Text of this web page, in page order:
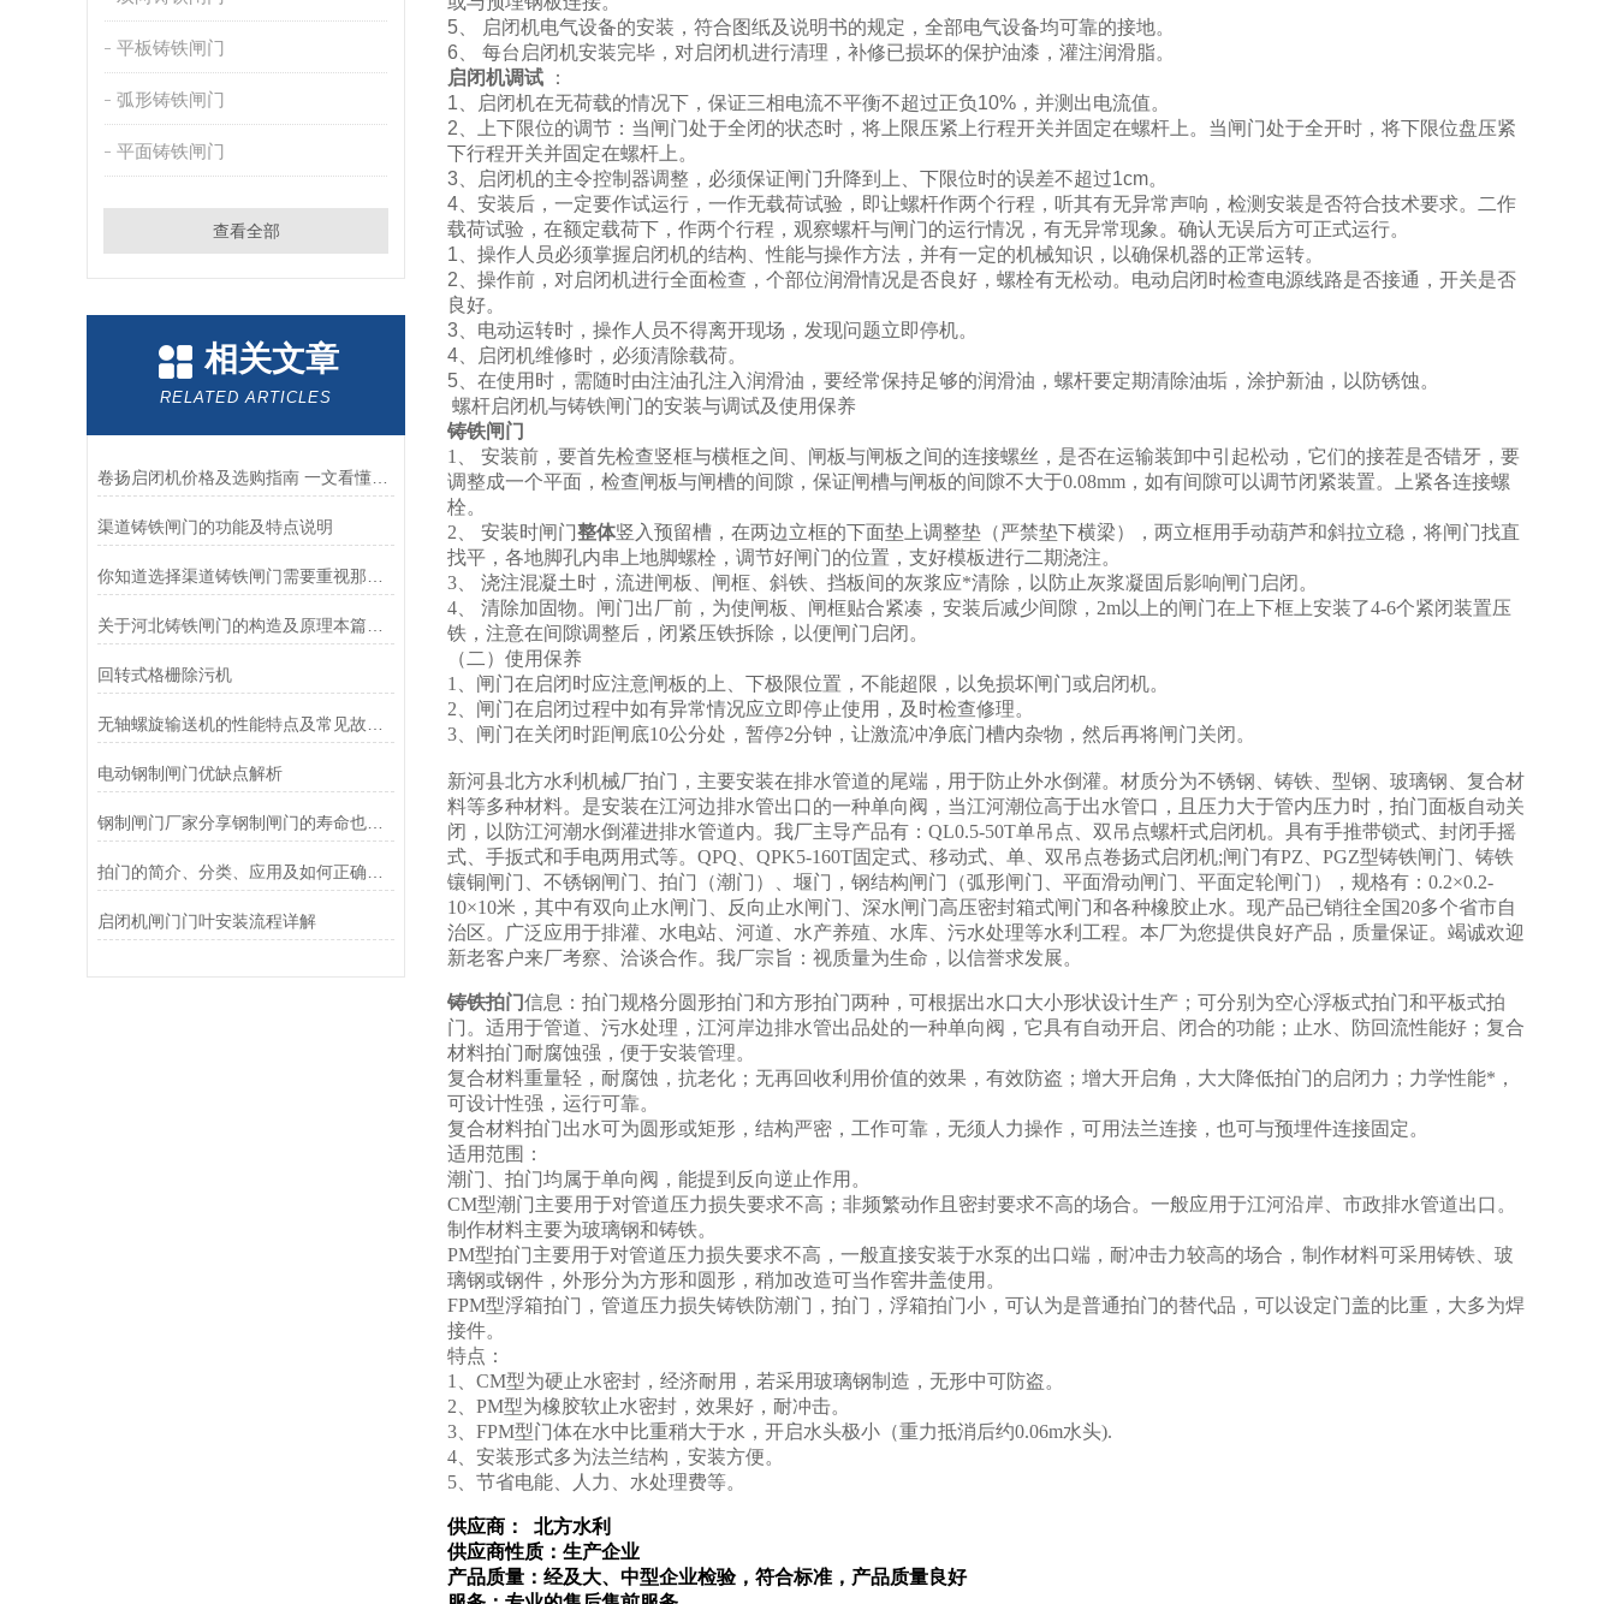
平板铸铁闸门
弧形铸铁闸门
平面铸铁闸门
查看全部
相关文章
RELATED ARTICLES
卷扬启闭机价格及选购指南 一文看懂影响因素
渠道铸铁闸门的功能及特点说明
回转式格栅除污机
电动钢制闸门优缺点解析
钢制闸门厂家分享钢制闸门的寿命也是有限的
启闭机闸门门叶安装流程详解
5、 启闭机电气设备的安装，符合图纸及说明书的规定，全部电气设备均可靠的接地。
6、 每台启闭机安装完毕，对启闭机进行清理，补修已损坏的保护油漆，灌注润滑脂。
启闭机调试 ：
1、启闭机在无荷载的情况下，保证三相电流不平衡不超过正负10%，并测出电流值。
2、上下限位的调节：当闸门处于全闭的状态时，将上限压紧上行程开关并固定在螺杆上。当闸门处于全开时，将下限位盘压紧
下行程开关并固定在螺杆上。
3、启闭机的主令控制器调整，必须保证闸门升降到上、下限位时的误差不超过1cm。
4、安装后，一定要作试运行，一作无载荷试验，即让螺杆作两个行程，听其有无异常声响，检测安装是否符合技术要求。二作
载荷试验，在额定载荷下，作两个行程，观察螺杆与闸门的运行情况，有无异常现象。确认无误后方可正式运行。
1、操作人员必须掌握启闭机的结构、性能与操作方法，并有一定的机械知识，以确保机器的正常运转。
2、操作前，对启闭机进行全面检查，个部位润滑情况是否良好，螺栓有无松动。电动启闭时检查电源线路是否接通，开关是否
良好。
3、电动运转时，操作人员不得离开现场，发现问题立即停机。
4、启闭机维修时，必须清除载荷。
5、在使用时，需随时由注油孔注入润滑油，要经常保持足够的润滑油，螺杆要定期清除油垢，涂护新油，以防锈蚀。
螺杆启闭机与铸铁闸门的安装与调试及使用保养
铸铁闸门
1、 安装前，要首先检查竖框与横框之间、闸板与闸板之间的连接螺丝，是否在运输装卸中引起松动，它们的接茬是否错牙，要
调整成一个平面，检查闸板与闸槽的间隙，保证闸槽与闸板的间隙不大于0.08mm，如有间隙可以调节闭紧装置。上紧各连接螺
栓。
2、 安装时闸门整体竖入预留槽，在两边立框的下面垫上调整垫（严禁垫下横梁），两立框用手动葫芦和斜拉立稳，将闸门找直
找平，各地脚孔内串上地脚螺栓，调节好闸门的位置，支好模板进行二期浇注。
3、 浇注混凝土时，流进闸板、闸框、斜铁、挡板间的灰浆应*清除，以防止灰浆凝固后影响闸门启闭。
4、 清除加固物。闸门出厂前，为使闸板、闸框贴合紧凑，安装后减少间隙，2m以上的闸门在上下框上安装了4-6个紧闭装置压
铁，注意在间隙调整后，闭紧压铁拆除，以便闸门启闭。
（二）使用保养
1、闸门在启闭时应注意闸板的上、下极限位置，不能超限，以免损坏闸门或启闭机。
2、闸门在启闭过程中如有异常情况应立即停止使用，及时检查修理。
3、闸门在关闭时距闸底10公分处，暂停2分钟，让激流冲净底门槽内杂物，然后再将闸门关闭。
新河县北方水利机械厂拍门，主要安装在排水管道的尾端，用于防止外水倒灌。材质分为不锈钢、铸铁、型钢、玻璃钢、复合材
料等多种材料。是安装在江河边排水管出口的一种单向阀，当江河潮位高于出水管口，且压力大于管内压力时，拍门面板自动关
闭，以防江河潮水倒灌进排水管道内。我厂主导产品有：QL0.5-50T单吊点、双吊点螺杆式启闭机。具有手推带锁式、封闭手摇
式、手扳式和手电两用式等。QPQ、QPK5-160T固定式、移动式、单、双吊点卷扬式启闭机;闸门有PZ、PGZ型铸铁闸门、铸铁
镶铜闸门、不锈钢闸门、拍门（潮门）、堰门，钢结构闸门（弧形闸门、平面滑动闸门、平面定轮闸门），规格有：0.2×0.2-
10×10米，其中有双向止水闸门、反向止水闸门、深水闸门高压密封箱式闸门和各种橡胶止水。现产品已销往全国20多个省市自
治区。广泛应用于排灌、水电站、河道、水产养殖、水库、污水处理等水利工程。本厂为您提供良好产品，质量保证。竭诚欢迎
新老客户来厂考察、洽谈合作。我厂宗旨：视质量为生命，以信誉求发展。
铸铁拍门信息：拍门规格分圆形拍门和方形拍门两种，可根据出水口大小形状设计生产；可分别为空心浮板式拍门和平板式拍
门。适用于管道、污水处理，江河岸边排水管出品处的一种单向阀，它具有自动开启、闭合的功能；止水、防回流性能好；复合
材料拍门耐腐蚀强，便于安装管理。
复合材料重量轻，耐腐蚀，抗老化；无再回收利用价值的效果，有效防盗；增大开启角，大大降低拍门的启闭力；力学性能*，
可设计性强，运行可靠。
复合材料拍门出水可为圆形或矩形，结构严密，工作可靠，无须人力操作，可用法兰连接，也可与预埋件连接固定。
适用范围：
潮门、拍门均属于单向阀，能提到反向逆止作用。
CM型潮门主要用于对管道压力损失要求不高；非频繁动作且密封要求不高的场合。一般应用于江河沿岸、市政排水管道出口。
制作材料主要为玻璃钢和铸铁。
PM型拍门主要用于对管道压力损失要求不高，一般直接安装于水泵的出口端，耐冲击力较高的场合，制作材料可采用铸铁、玻
璃钢或钢件，外形分为方形和圆形，稍加改造可当作窖井盖使用。
FPM型浮箱拍门，管道压力损失铸铁防潮门，拍门，浮箱拍门小，可认为是普通拍门的替代品，可以设定门盖的比重，大多为焊
接件。
特点：
1、CM型为硬止水密封，经济耐用，若采用玻璃钢制造，无形中可防盗。
2、PM型为橡胶软止水密封，效果好，耐冲击。
3、FPM型门体在水中比重稍大于水，开启水头极小（重力抵消后约0.06m水头).
4、安装形式多为法兰结构，安装方便。
5、节省电能、人力、水处理费等。
供应商： 北方水利
供应商性质：生产企业
产品质量：经及大、中型企业检验，符合标准，产品质量良好